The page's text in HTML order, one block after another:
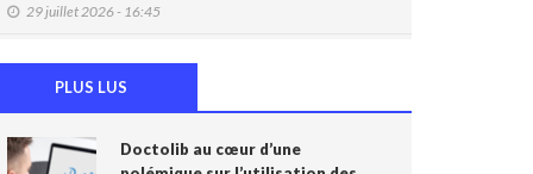
29 juillet 2026 - 16:45
accès non autorisés (Ordre)
IA et prévention : une nouvelle génération de
PLUS LUS
Doctolib au cœur d’une